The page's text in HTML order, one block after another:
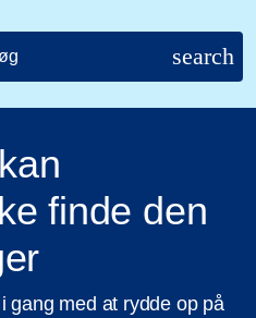
search
finde den
gang med at rydde op på